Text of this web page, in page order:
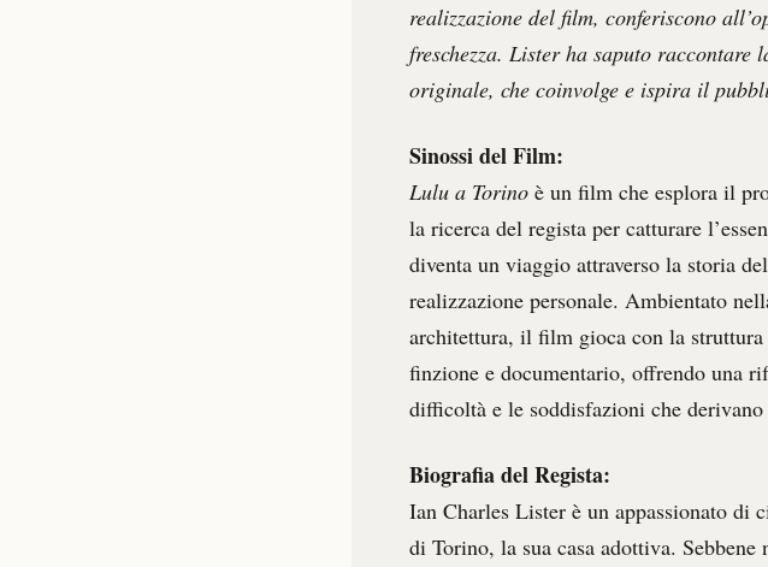
realizzazione del film, conferiscono
freschezza. Lister ha saputo raccontare
originale, che coinvolge e ispira il
Sinossi del Film:
Lulu a Torino è un film che esplora il
la ricerca del regista per catturare
diventa un viaggio attraverso la storia
realizzazione personale. Ambientato
architettura, il film gioca con la
finzione e documentario, offrendo una
difficoltà e le soddisfazioni che
Biografia del Regista:
Ian Charles Lister è un appassionato di
di Torino, la sua casa adottiva.